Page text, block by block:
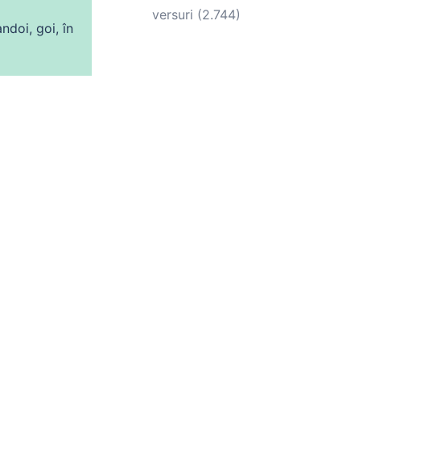
goi, în
versuri (2.744)